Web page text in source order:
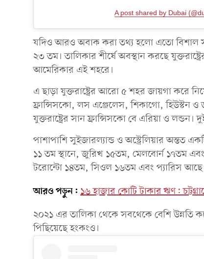
A post shared by Dubai
যদিও আরও অবাক করা তথ্য হলো এতো বিশাল
২৩ তম। তালিকার শীর্ষে অবস্থান করছে
আমেরিকার এই শহরে।
এ ছাড়া যুক্তরাষ্ট্রের আরো ৫ শহর জায়গা করে
ফ্রান্সিসকো, লস এঞ্জেলেস, শিকাগো, হিউস্টন
যুক্তরাষ্ট্রের সান ফ্রান্সিসকো বে এরিয়া ও
পাশাপাশি সুইজারল্যান্ড ও অস্ট্রেলিয়ার অন্তত
১১ তম স্থানে, জুরিখ ১৫তম, মেলবোর্ন ১৭তম
টরোন্টো ১৪তম, সিওল ১৬তম এবং প্যারিস আছে
আরও পড়ুন: ১৬ হাজার কোটি টাকার ঋণ:
২০২১ এর তালিকা থেকে সবথেকে বেশি উন্নতি
পিছিয়েছে হংকংও।